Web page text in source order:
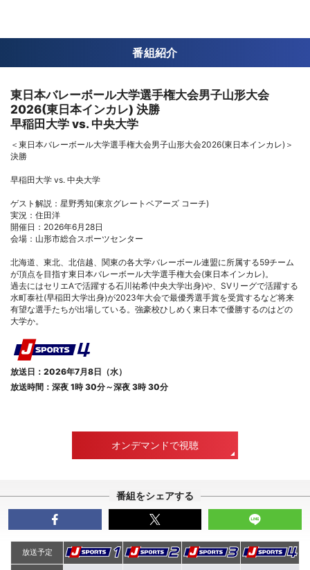
番組紹介
東日本バレーボール大学選手権大会男子山形大会
2026(東日本インカレ) 決勝
早稲田大学 vs. 中央大学
＜東日本バレーボール大学選手権大会男子山形大会2026(東日本インカレ)＞
決勝
早稲田大学 vs. 中央大学
ゲスト解説：星野秀知(東京グレートベアーズ コーチ)
実況：住田洋
開催日：2026年6月28日
会場：山形市総合スポーツセンター
北海道、東北、北信越、関東の各大学バレーボール連盟に所属する59チーム
が頂点を目指す東日本バレーボール大学選手権大会(東日本インカレ)。
過去にはセリエAで活躍する石川祐希(中央大学出身)や、SVリーグで活躍する
水町泰社(早稲田大学出身)が2023年大会で最優秀選手賞を受賞するなど将来
有望な選手たちが出場している。強豪校ひしめく東日本で優勝するのはどの
大学か。
放送日：2026年7月8日（水）
放送時間：深夜 1時 30分～深夜 3時 30分
オンデマンドで視聴
番組をシェアする
放送予定